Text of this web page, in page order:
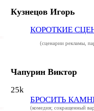
Кузнецов Игорь
КОРОТКИЕ
(сценарии рекламы,
Чапурин Виктор
25k
БРОСИТЬ
(комедия; сокращенный